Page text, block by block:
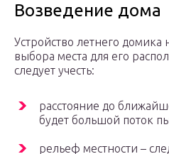
Возведение дома
Устройство летнего домика
выбора места для его
следует учесть:
расстояние до
будет большой поток
рельеф местности –